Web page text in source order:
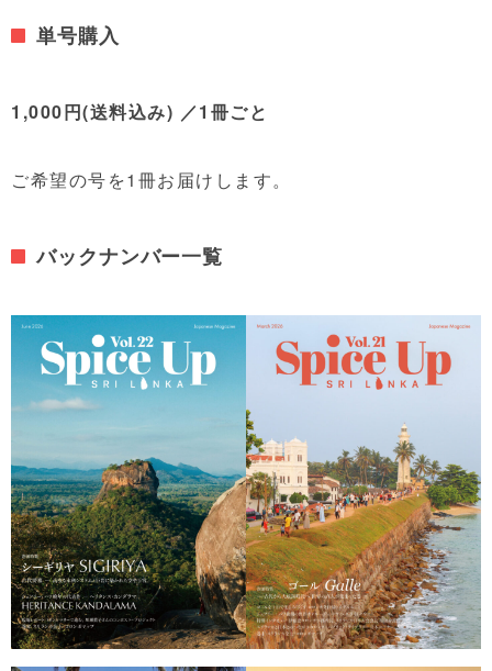
単号購入
1,000円(送料込み) ／1冊ごと
ご希望の号を1冊お届けします。
バックナンバー一覧